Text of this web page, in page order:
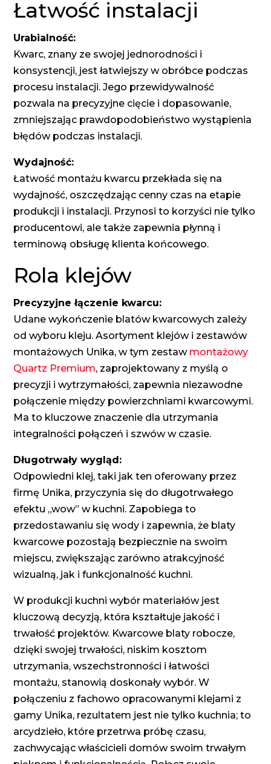
Łatwość instalacji
Urabialność:
Kwarc, znany ze swojej jednorodności i
konsystencji, jest łatwiejszy w obróbce podczas
procesu instalacji. Jego przewidywalność
pozwala na precyzyjne cięcie i dopasowanie,
zmniejszając prawdopodobieństwo wystąpienia
błędów podczas instalacji.
Wydajność:
Łatwość montażu kwarcu przekłada się na
wydajność, oszczędzając cenny czas na etapie
produkcji i instalacji. Przynosi to korzyści nie tylko
producentowi, ale także zapewnia płynną i
terminową obsługę klienta końcowego.
Rola klejów
Precyzyjne łączenie kwarcu:
Udane wykończenie blatów kwarcowych zależy
od wyboru kleju. Asortyment klejów i zestawów
montażowych Unika, w tym zestaw montażowy
Quartz Premium, zaprojektowany z myślą o
precyzji i wytrzymałości, zapewnia niezawodne
połączenie między powierzchniami kwarcowymi.
Ma to kluczowe znaczenie dla utrzymania
integralności połączeń i szwów w czasie.
Długotrwały wygląd:
Odpowiedni klej, taki jak ten oferowany przez
firmę Unika, przyczynia się do długotrwałego
efektu „wow” w kuchni. Zapobiega to
przedostawaniu się wody i zapewnia, że blaty
kwarcowe pozostają bezpiecznie na swoim
miejscu, zwiększając zarówno atrakcyjność
wizualną, jak i funkcjonalność kuchni.
W produkcji kuchni wybór materiałów jest
kluczową decyzją, która kształtuje jakość i
trwałość projektów. Kwarcowe blaty robocze,
dzięki swojej trwałości, niskim kosztom
utrzymania, wszechstronności i łatwości
montażu, stanowią doskonały wybór. W
połączeniu z fachowo opracowanymi klejami z
gamy Unika, rezultatem jest nie tylko kuchnia; to
arcydzieło, które przetrwa próbę czasu,
zachwycając właścicieli domów swoim trwałym